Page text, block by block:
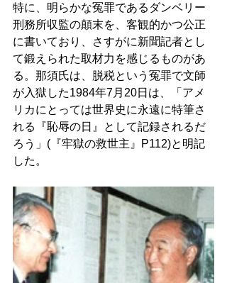
特に、明らかな冤罪であるダンベリー
刑務所収監の顛末を、客観的かつ公正
に書いており、さすがに新聞記者とし
て鍛えられた取材力を感じるものがあ
る。那須氏は、脱税という冤罪で文師
が入獄した1984年7月20日は、「アメ
リカにとっては世界史に永遠に特筆さ
れる『恥辱の日』として記録されるだ
ろう」(『牢獄の救世主』P112)と明記
した。